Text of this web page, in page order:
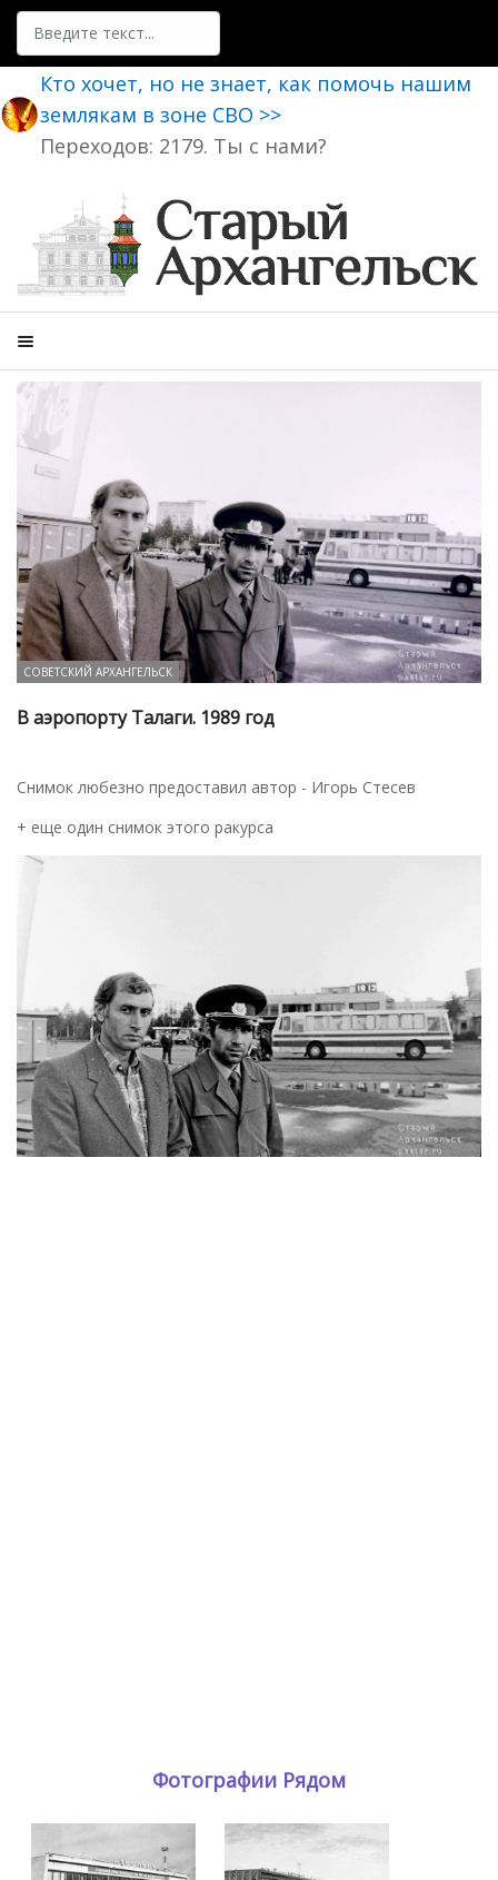
Поиск
Кто хочет, но не знает, как помочь нашим
землякам в зоне СВО >>
Переходов: 2179. Ты с нами?
СОВЕТСКИЙ АРХАНГЕЛЬСК
В аэропорту Талаги. 1989 год
Снимок любезно предоставил автор - Игорь Стесев
+ еще один снимок этого ракурса
Фотографии Рядом